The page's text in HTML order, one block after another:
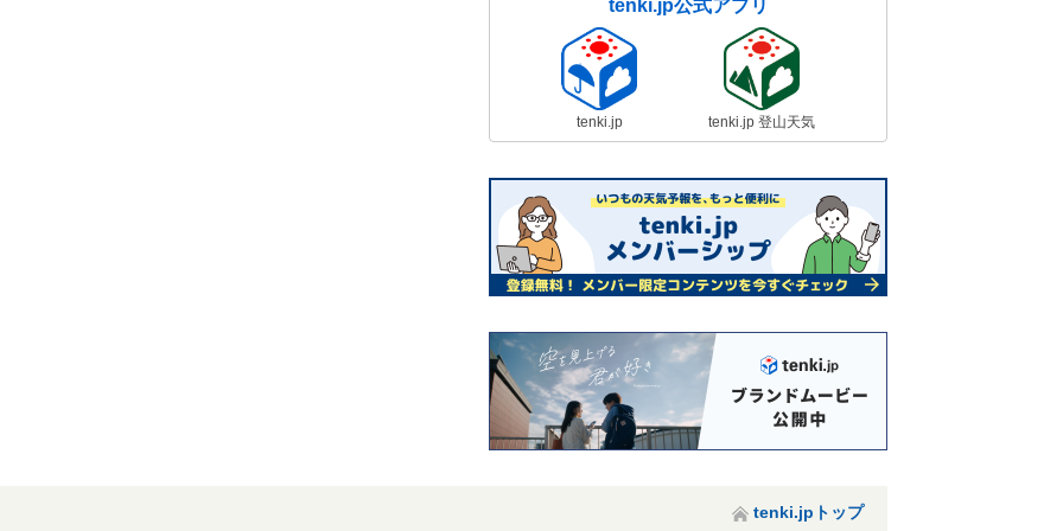
tenki.jp公式アプリ
tenki.jp tenki.jp 登山天気
tenki.jpトップ